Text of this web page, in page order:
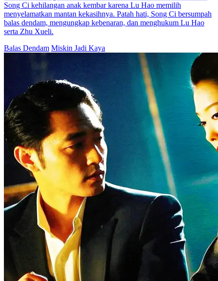
Song Ci kehilangan anak kembar karena Lu Hao memilih
menyelamatkan mantan kekasihnya. Patah hati, Song Ci bersumpah
balas dendam, mengungkap kebenaran, dan menghukum Lu Hao
serta Zhu Xueli.
Balas Dendam Miskin Jadi Kaya